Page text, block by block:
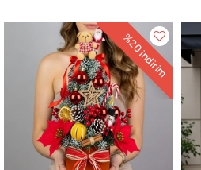
%20
indirim